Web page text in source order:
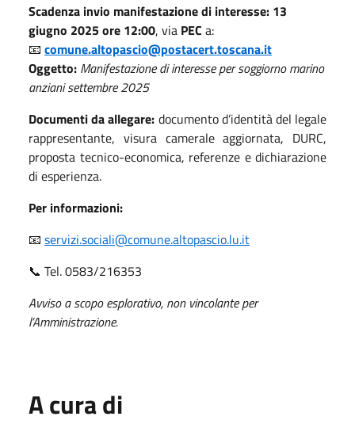
Scadenza invio manifestazione di interesse: 13
giugno 2025 ore 12:00, via PEC a:
📧 comune.altopascio@postacert.toscana.it
Oggetto: Manifestazione di interesse per soggiorno marino
anziani settembre 2025
Documenti da allegare: documento d’identità del legale
rappresentante, visura camerale aggiornata, DURC,
proposta tecnico-economica, referenze e dichiarazione
di esperienza.
Per informazioni:
📧 servizi.sociali@comune.altopascio.lu.it
📞 Tel.0583/216353
Avviso a scopo esplorativo, non vincolante per
l’Amministrazione.
A cura di